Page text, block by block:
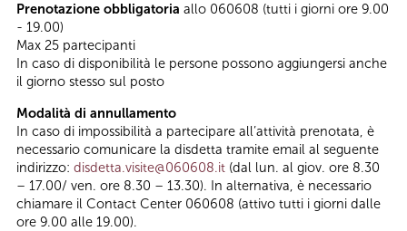
Prenotazione obbligatoria allo 060608 (tutti i giorni ore 9.00
- 19.00)
Max 25 partecipanti
In caso di disponibilità le persone possono aggiungersi anche
il giorno stesso sul posto
Modalità di annullamento
In caso di impossibilità a partecipare all’attività prenotata, è
necessario comunicare la disdetta tramite email al seguente
indirizzo: disdetta.visite@060608.it (dal lun. al giov. ore 8.30
– 17.00/ ven. ore 8.30 – 13.30). In alternativa, è necessario
chiamare il Contact Center 060608 (attivo tutti i giorni dalle
ore 9.00 alle 19.00).